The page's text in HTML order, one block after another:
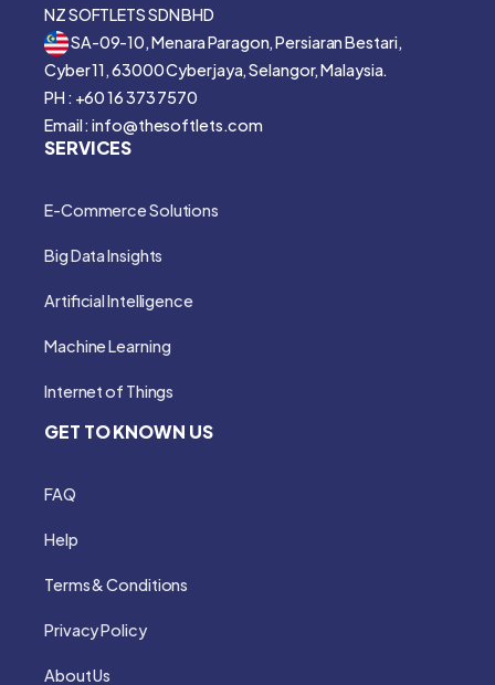
NZ SOFTLETS SDN BHD
SA-09-10, Menara Paragon, Persiaran Bestari,
Cyber 11, 63000 Cyberjaya, Selangor, Malaysia.
PH : +60 16 373 7570
Email : info@thesoftlets.com
SERVICES
E-Commerce Solutions
Big Data Insights
Artificial Intelligence
Machine Learning
Internet of Things
GET TO KNOWN US
FAQ
Help
Terms & Conditions
Privacy Policy
About Us